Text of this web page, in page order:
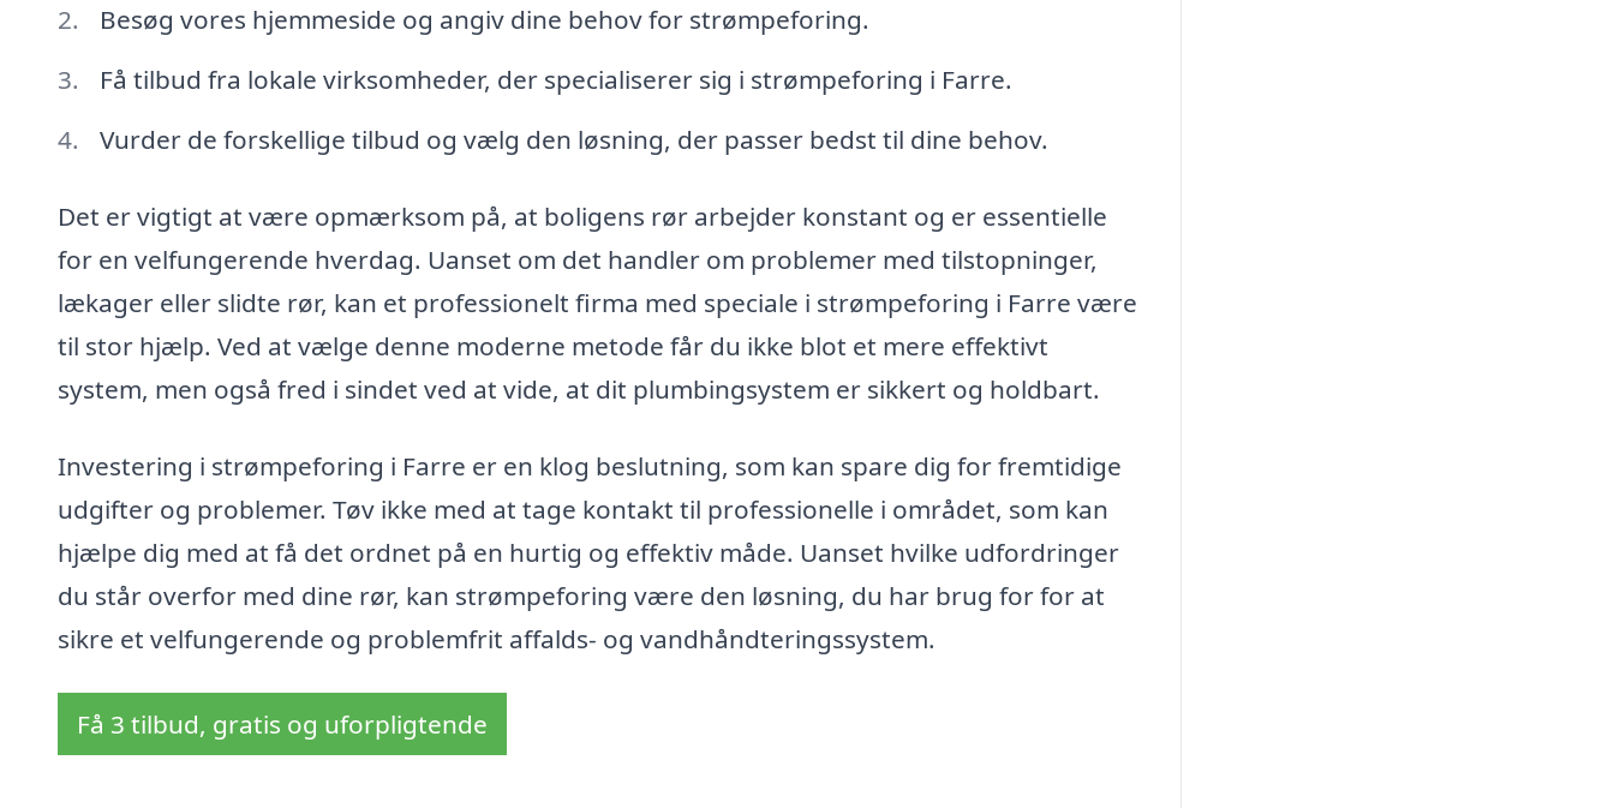
Besøg vores hjemmeside og angiv dine behov for strømpeforing.
Få tilbud fra lokale virksomheder, der specialiserer sig i strømpeforing i Farre.
Vurder de forskellige tilbud og vælg den løsning, der passer bedst til dine behov.
Det er vigtigt at være opmærksom på, at boligens rør arbejder konstant og er essentielle
for en velfungerende hverdag. Uanset om det handler om problemer med tilstopninger,
lækager eller slidte rør, kan et professionelt firma med speciale i strømpeforing i Farre være
til stor hjælp. Ved at vælge denne moderne metode får du ikke blot et mere effektivt
system, men også fred i sindet ved at vide, at dit plumbingsystem er sikkert og holdbart.
Investering i strømpeforing i Farre er en klog beslutning, som kan spare dig for fremtidige
udgifter og problemer. Tøv ikke med at tage kontakt til professionelle i området, som kan
hjælpe dig med at få det ordnet på en hurtig og effektiv måde. Uanset hvilke udfordringer
du står overfor med dine rør, kan strømpeforing være den løsning, du har brug for for at
sikre et velfungerende og problemfrit affalds- og vandhåndteringssystem.
Få 3 tilbud, gratis og uforpligtende